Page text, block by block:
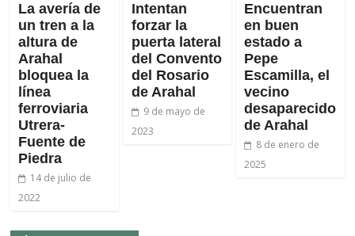
La avería de
un tren a la
altura de
Arahal
bloquea la
línea
ferroviaria
Utrera-
Fuente de
Piedra
14 de julio de
2022
Intentan
forzar la
puerta lateral
del Convento
del Rosario
de Arahal
9 de mayo de
2023
Encuentran
en buen
estado a
Pepe
Escamilla, el
vecino
desaparecido
de Arahal
8 de enero de
2025